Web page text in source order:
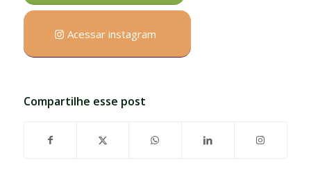
Acessar instagram
Compartilhe esse post